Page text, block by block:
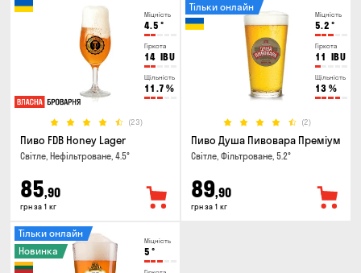
Міцність
4.5 °
Гіркота
14 IBU
Щільність
11.7 %
(23)
Пиво FDB Honey Lager
Світле, Нефільтроване, 4.5°
85,90
грн за 1 кг
Міцність
5.2 °
Гіркота
11 IBU
Щільність
13 %
(2)
Тільки онлайн
Пиво Душа Пивовара Преміум
Світле, Фільтроване, 5.2°
89,90
грн за 1 кг
Міцність
5 °
Тільки онлайн
Новинка